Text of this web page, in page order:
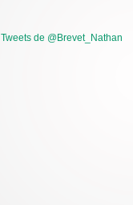
Tweets de @Brevet_Nathan